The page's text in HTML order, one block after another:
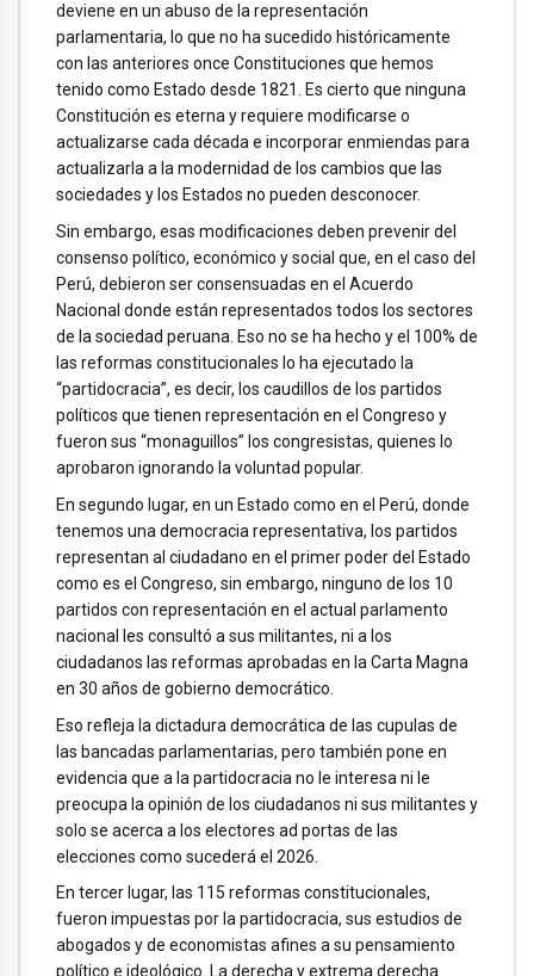
deviene en un abuso de la representación
parlamentaria, lo que no ha sucedido históricamente
con las anteriores once Constituciones que hemos
tenido como Estado desde 1821. Es cierto que ninguna
Constitución es eterna y requiere modificarse o
actualizarse cada década e incorporar enmiendas para
actualizarla a la modernidad de los cambios que las
sociedades y los Estados no pueden desconocer.
Sin embargo, esas modificaciones deben prevenir del
consenso político, económico y social que, en el caso del
Perú, debieron ser consensuadas en el Acuerdo
Nacional donde están representados todos los sectores
de la sociedad peruana. Eso no se ha hecho y el 100% de
las reformas constitucionales lo ha ejecutado la
“partidocracia”, es decir, los caudillos de los partidos
políticos que tienen representación en el Congreso y
fueron sus “monaguillos” los congresistas, quienes lo
aprobaron ignorando la voluntad popular.
En segundo lugar, en un Estado como en el Perú, donde
tenemos una democracia representativa, los partidos
representan al ciudadano en el primer poder del Estado
como es el Congreso, sin embargo, ninguno de los 10
partidos con representación en el actual parlamento
nacional les consultó a sus militantes, ni a los
ciudadanos las reformas aprobadas en la Carta Magna
en 30 años de gobierno democrático.
Eso refleja la dictadura democrática de las cupulas de
las bancadas parlamentarias, pero también pone en
evidencia que a la partidocracia no le interesa ni le
preocupa la opinión de los ciudadanos ni sus militantes y
solo se acerca a los electores ad portas de las
elecciones como sucederá el 2026.
En tercer lugar, las 115 reformas constitucionales,
fueron impuestas por la partidocracia, sus estudios de
abogados y de economistas afines a su pensamiento
político e ideológico. La derecha y extrema derecha